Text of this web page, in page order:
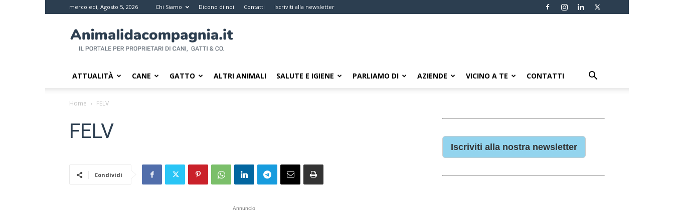
mercoledì, Agosto 5, 2026 Chi Siamo Dicono di noi Contatti Iscriviti alla newsletter
da
compagnia
Il
ATTUALITÀ CANE GATTO ALTRI ANIMALI SALUTE E IGIENE PARLIAMO DI AZIENDE VICINO A TE CONTATTI
Home FELV
FELV
Condividi
Annuncio
Iscriviti alla nostra newsletter